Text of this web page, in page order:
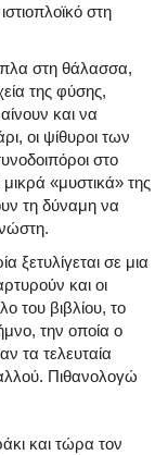
στη
στη θάλασσα,
της φύσης,
και να
οι ψίθυροι των
στο
«μυστικά» της
τη δύναμη να
ξετυλίγεται σε μια
και οι
του βιβλίου, το
την οποία ο
τα τελευταία
Πιθανολογώ
και τώρα τον